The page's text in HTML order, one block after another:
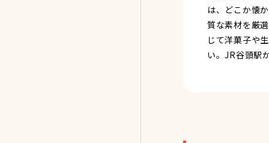
は、どこか懐
質な素材を厳
じて洋菓子や
い。JR谷頭駅